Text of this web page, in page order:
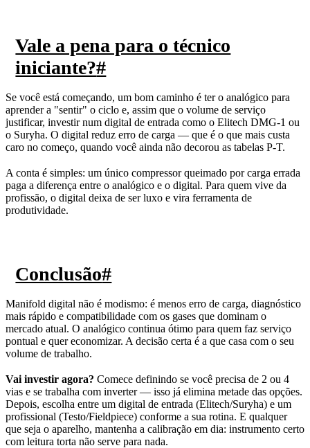
Vale a pena para o técnico
iniciante?#
Se você está começando, um bom caminho é ter o analógico para
aprender a "sentir" o ciclo e, assim que o volume de serviço
justificar, investir num digital de entrada como o Elitech DMG-1 ou
o Suryha. O digital reduz erro de carga — que é o que mais custa
caro no começo, quando você ainda não decorou as tabelas P-T.
A conta é simples: um único compressor queimado por carga errada
paga a diferença entre o analógico e o digital. Para quem vive da
profissão, o digital deixa de ser luxo e vira ferramenta de
produtividade.
Conclusão#
Manifold digital não é modismo: é menos erro de carga, diagnóstico
mais rápido e compatibilidade com os gases que dominam o
mercado atual. O analógico continua ótimo para quem faz serviço
pontual e quer economizar. A decisão certa é a que casa com o seu
volume de trabalho.
Vai investir agora? Comece definindo se você precisa de 2 ou 4
vias e se trabalha com inverter — isso já elimina metade das opções.
Depois, escolha entre um digital de entrada (Elitech/Suryha) e um
profissional (Testo/Fieldpiece) conforme a sua rotina. E qualquer
que seja o aparelho, mantenha a calibração em dia: instrumento certo
com leitura torta não serve para nada.